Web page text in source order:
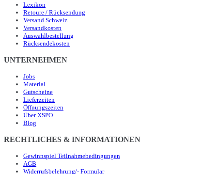
Lexikon
Retoure / Rücksendung
Versand Schweiz
Versandkosten
Auswahlbestellung
Rücksendekosten
UNTERNEHMEN
Jobs
Material
Gutscheine
Lieferzeiten
Öffnungszeiten
Über XSPO
Blog
RECHTLICHES & INFORMATIONEN
Gewinnspiel Teilnahmebedingungen
AGB
Widerrufsbelehrung/- Formular